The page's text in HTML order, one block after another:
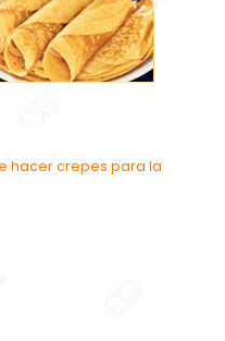
hacer crepes para la